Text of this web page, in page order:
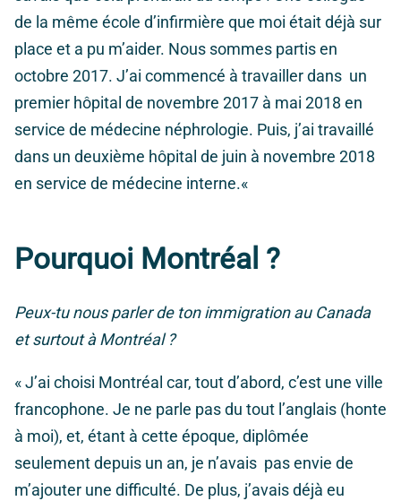
de la même école d’infirmière que moi était déjà sur
place et a pu m’aider. Nous sommes partis en
octobre 2017. J’ai commencé à travailler dans un
premier hôpital de novembre 2017 à mai 2018 en
service de médecine néphrologie. Puis, j’ai travaillé
dans un deuxième hôpital de juin à novembre 2018
en service de médecine interne.«
Pourquoi Montréal ?
Peux-tu nous parler de ton immigration au Canada
et surtout à Montréal ?
«J’ai choisi Montréal car, tout d’abord, c’est une ville
francophone. Je ne parle pas du tout l’anglais (honte
à moi), et, étant à cette époque, diplômée
seulement depuis un an, je n’avais pas envie de
m’ajouter une difficulté. De plus, j’avais déjà eu